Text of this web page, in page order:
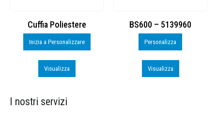
Cuffia Poliestere
Inizia a Personalizzare
Visualizza
BS600 – 5139960
Personalizza
Visualizza
I nostri servizi